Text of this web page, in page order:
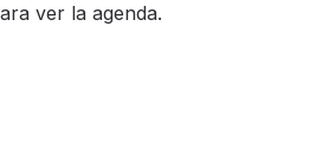
ver la agenda.